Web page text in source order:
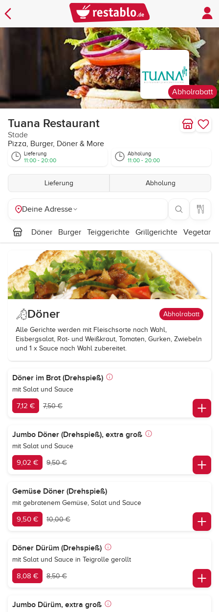
Abholrabatt
Tuana Restaurant
Stade
Pizza, Burger, Döner & More
Lieferung
11:00 - 20:00
Abholung
11:00 - 20:00
Lieferung Abholung
Deine Adresse
Döner Burger Teiggerichte Grillgerichte
Döner Abholrabatt
Alle Gerichte werden mit Fleischsorte nach Wahl,
Eisbergsalat, Rot- und Weißkraut, Tomaten, Gurken, Zwiebeln
und 1 x Sauce nach Wahl zubereitet.
Döner im Brot (Drehspieß)
mit Salat und Sauce
7,12 € 7,50 €
Jumbo Döner (Drehspieß), extra groß
mit Salat und Sauce
9,02 € 9,50 €
Gemüse Döner (Drehspieß)
mit gebratenem Gemüse, Salat und Sauce
9,50 € 10,00 €
Döner Dürüm (Drehspieß)
mit Salat und Sauce in Teigrolle gerollt
8,08 € 8,50 €
Jumbo Dürüm, extra groß